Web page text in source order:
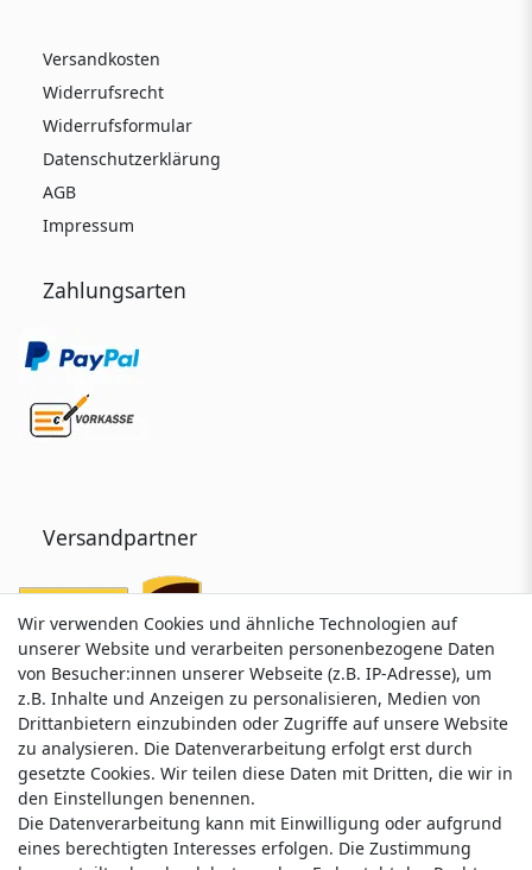
Versandkosten
Widerrufsrecht
Widerrufsformular
Datenschutzerklärung
AGB
Impressum
Zahlungsarten
Versandpartner
Service & Kontakt
Wünschen Sie einen Rückruf?
Wir verwenden Cookies und ähnliche Technologien auf
unserer Website und verarbeiten personenbezogene Daten
von Besucher:innen unserer Webseite (z.B. IP-Adresse), um
z.B. Inhalte und Anzeigen zu personalisieren, Medien von
Drittanbietern einzubinden oder Zugriffe auf unsere Website
zu analysieren. Die Datenverarbeitung erfolgt erst durch
gesetzte Cookies. Wir teilen diese Daten mit Dritten, die wir in
den Einstellungen benennen.
Die Datenverarbeitung kann mit Einwilligung oder aufgrund
eines berechtigten Interesses erfolgen. Die Zustimmung
Wir verwenden Cookies und ähnliche Technologien auf
unserer Website und verarbeiten personenbezogene Daten
von Besucher:innen unserer Webseite (z.B. IP-Adresse), um
z.B. Inhalte und Anzeigen zu personalisieren, Medien von
Drittanbietern einzubinden oder Zugriffe auf unsere Website
zu analysieren. Die Datenverarbeitung erfolgt erst durch
gesetzte Cookies. Wir teilen diese Daten mit Dritten, die wir in
den Einstellungen benennen.
Die Datenverarbeitung kann mit Einwilligung oder aufgrund
eines berechtigten Interesses erfolgen. Die Zustimmung